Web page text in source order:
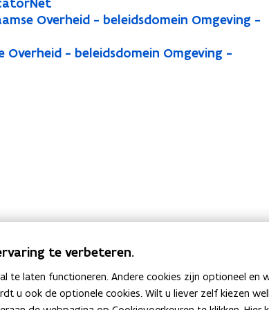
Overheid - beleidsdomein Omgeving -
Overheid - beleidsdomein Omgeving -
E-mail
te verbeteren.
te laten functioneren. Andere cookies zijn optioneel
u ook de optionele cookies. Wilt u liever zelf kiezen